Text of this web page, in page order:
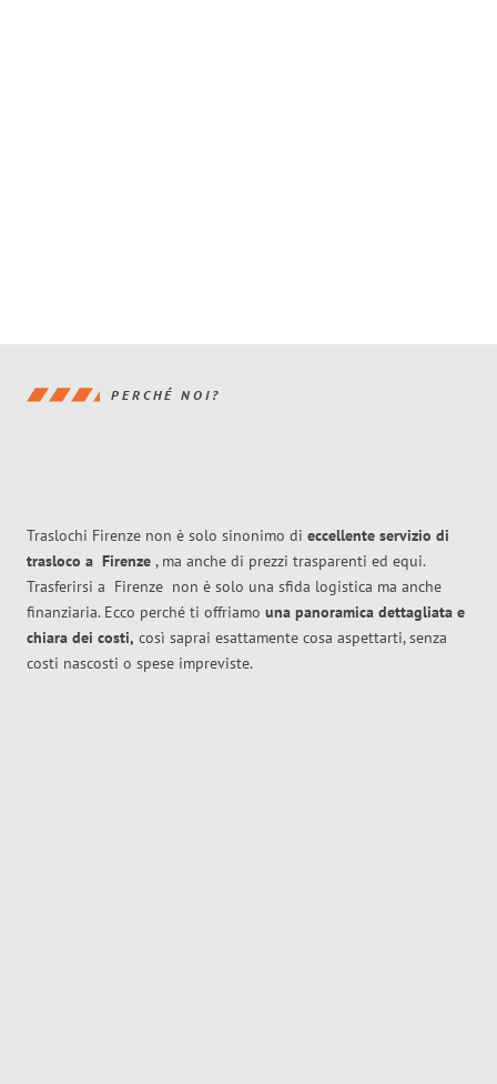
PERCHÉ NOI?
Traslochi Firenze non è solo sinonimo di eccellente servizio di
trasloco a Firenze , ma anche di prezzi trasparenti ed equi.
Trasferirsi a Firenze non è solo una sfida logistica ma anche
finanziaria. Ecco perché ti offriamo una panoramica dettagliata e
chiara dei costi, così saprai esattamente cosa aspettarti, senza
costi nascosti o spese impreviste.